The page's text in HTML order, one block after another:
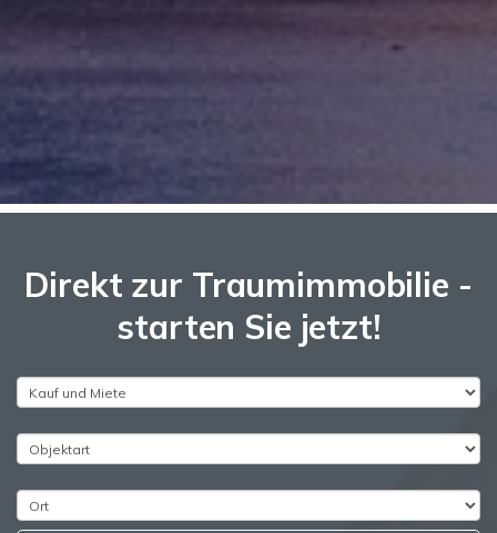
Direkt zur Traumimmobilie -
starten Sie jetzt!